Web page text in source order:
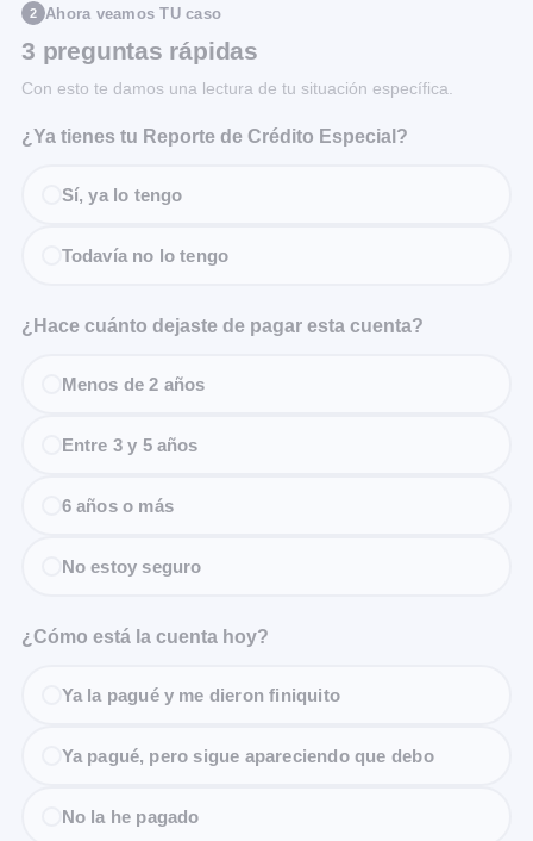
2 Ahora veamos TU caso
3 preguntas rápidas
Con esto te damos una lectura de tu situación específica.
¿Ya tienes tu Reporte de Crédito Especial?
Sí, ya lo tengo
Todavía no lo tengo
¿Hace cuánto dejaste de pagar esta cuenta?
Menos de 2 años
Entre 3 y 5 años
6 años o más
No estoy seguro
¿Cómo está la cuenta hoy?
Ya la pagué y me dieron finiquito
Ya pagué, pero sigue apareciendo que debo
No la he pagado